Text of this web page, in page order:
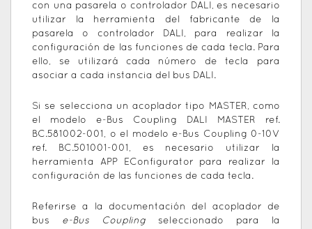
con una pasarela o controlador DALI, es necesario
utilizar la herramienta del fabricante de la
pasarela o controlador DALI, para realizar la
configuración de las funciones de cada tecla. Para
ello, se utilizará cada número de tecla para
asociar a cada instancia del bus DALI.
Si se selecciona un acoplador tipo MASTER, como
el modelo e-Bus Coupling DALI MASTER ref.
BC.581002-001, o el modelo e-Bus Coupling 0-10V
ref. BC.501001-001, es necesario utilizar la
herramienta APP EConfigurator para realizar la
configuración de las funciones de cada tecla.
Referirse a la documentación del acoplador de
bus e-Bus Coupling seleccionado para la